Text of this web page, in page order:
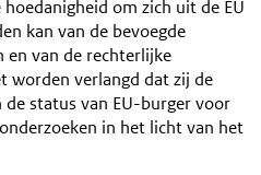
om zich uit de EU
kan van de bevoegde
van de rechterlijke
worden verlangd dat zij de
status van EU-burger voor
in het licht van het